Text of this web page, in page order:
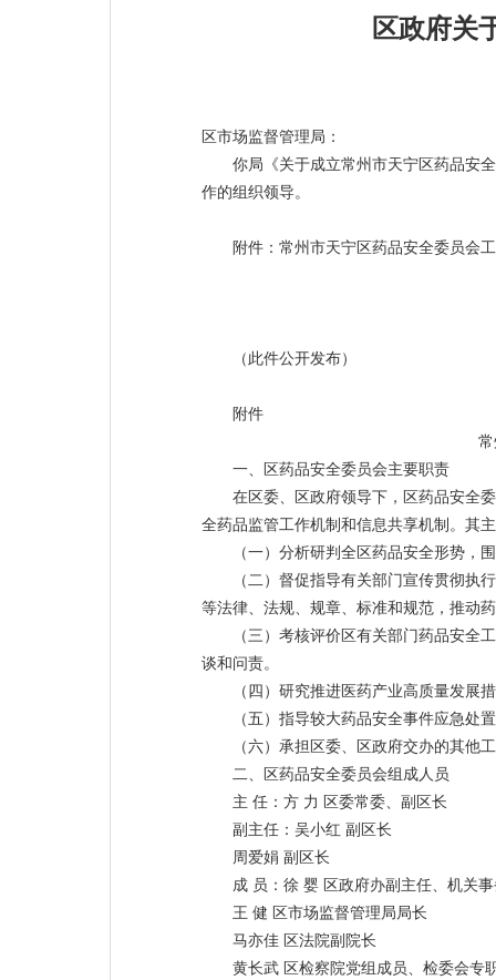
区政府关
区市场监督管理局：
你局《关于成立常州市天宁区药品安
作的组织领导。
附件：常州市天宁区药品安全委员会
（此件公开发布）
附件
一、区药品安全委员会主要职责
在区委、区政府领导下，区药品安全
全药品监管工作机制和信息共享机制。其
（一）分析研判全区药品安全形势，
（二）督促指导有关部门宣传贯彻执
等法律、法规、规章、标准和规范，推动
（三）考核评价区有关部门药品安全
谈和问责。
（四）研究推进医药产业高质量发展
（五）指导较大药品安全事件应急处
（六）承担区委、区政府交办的其他
二、区药品安全委员会组成人员
主 任：方 力 区委常委、副区长
副主任：吴小红 副区长
周爱娟 副区长
成 员：徐 婴 区政府办副主任、机关
王 健 区市场监督管理局局长
马亦佳 区法院副院长
黄长武 区检察院党组成员、检委会专